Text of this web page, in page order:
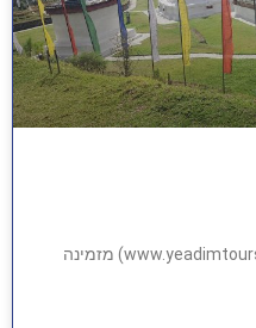
יעדים טיולים פרטיים זקס (www.yeadimtours.com) מזמינה